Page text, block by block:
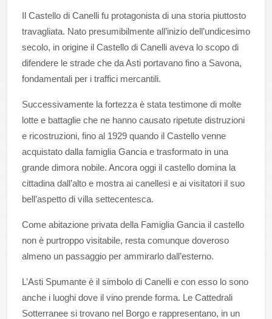
Il Castello di Canelli fu protagonista di una storia piuttosto
travagliata. Nato presumibilmente all’inizio dell’undicesimo
secolo, in origine il Castello di Canelli aveva lo scopo di
difendere le strade che da Asti portavano fino a Savona,
fondamentali per i traffici mercantili.
Successivamente la fortezza è stata testimone di molte
lotte e battaglie che ne hanno causato ripetute distruzioni
e ricostruzioni, fino al 1929 quando il Castello venne
acquistato dalla famiglia Gancia e trasformato in una
grande dimora nobile. Ancora oggi il castello domina la
cittadina dall’alto e mostra ai canellesi e ai visitatori il suo
bell’aspetto di villa settecentesca.
Come abitazione privata della Famiglia Gancia il castello
non è purtroppo visitabile, resta comunque doveroso
almeno un passaggio per ammirarlo dall’esterno.
L’Asti Spumante è il simbolo di Canelli e con esso lo sono
anche i luoghi dove il vino prende forma. Le Cattedrali
Sotterranee si trovano nel Borgo e rappresentano, in un